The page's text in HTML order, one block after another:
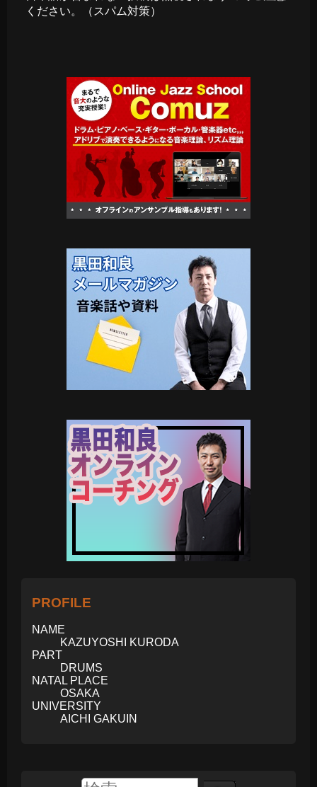
ください。（スパム対策）
PROFILE
NAME
KAZUYOSHI KURODA
PART
DRUMS
NATAL PLACE
OSAKA
UNIVERSITY
AICHI GAKUIN